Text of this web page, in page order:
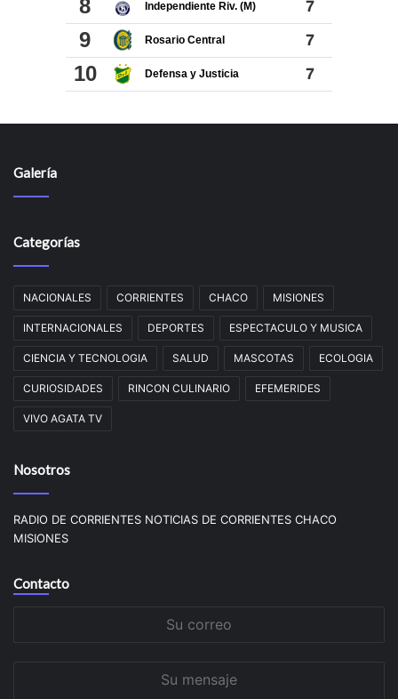
Galería
Categorías
NACIONALES CORRIENTES CHACO MISIONES
INTERNACIONALES DEPORTES ESPECTACULO Y MUSICA
CIENCIA Y TECNOLOGIA SALUD MASCOTAS ECOLOGIA
CURIOSIDADES RINCON CULINARIO EFEMERIDES
VIVO AGATA TV
Nosotros
RADIO DE CORRIENTES NOTICIAS DE CORRIENTES CHACO
MISIONES
Contacto